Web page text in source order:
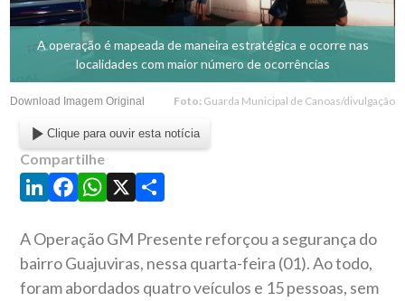
A operação é mapeada de maneira estratégica e ocorre nas
localidades com maior número de ocorrências
Download Imagem Original Foto: Guarda Municipal de Canoas/divulgação
Clique para ouvir esta notícia
Compartilhe
LinkedIn
Facebook
WhatsApp
X Share
A Operação GM Presente reforçou a segurança do
bairro Guajuviras, nessa quarta-feira (01). Ao todo,
foram abordados quatro veículos e 15 pessoas, sem